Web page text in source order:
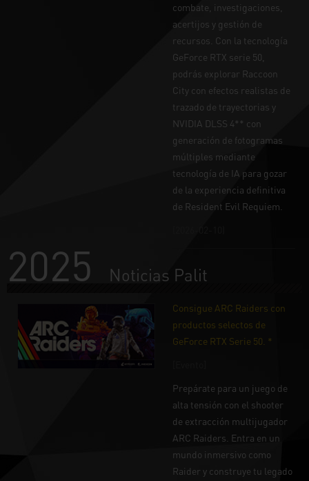
combate, investigaciones,
acertijos y gestión de
recursos. Con la tecnología
GeForce RTX serie 50,
podrás explorar Raccoon
City con efectos realistas de
trazado de trayectorias y
NVIDIA DLSS 4** con
generación de fotogramas
múltiples mediante
tecnología de IA para gozar
de la experiencia definitiva
de Resident Evil Requiem.
2025 Noticias Palit
Consigue ARC Raiders con
productos selectos de
GeForce RTX Serie 50. *
Prepárate para un juego de
alta tensión con el shooter
de extracción multijugador
ARC Raiders. Entra en un
mundo inmersivo como
Raider y construye tu legado